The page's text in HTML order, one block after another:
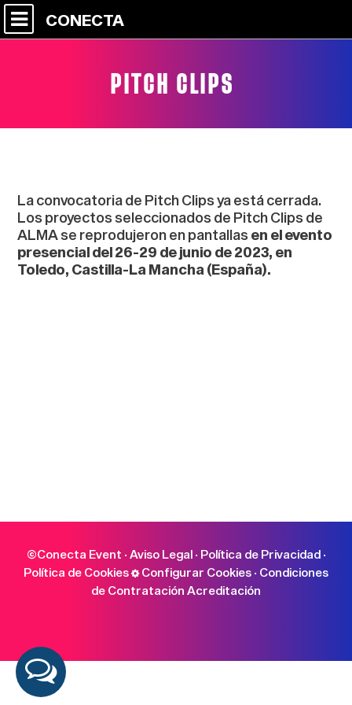
CONECTA
PITCH CLIPS
La convocatoria de Pitch Clips ya está cerrada.
Los proyectos seleccionados de Pitch Clips de
ALMA se reprodujeron en pantallas en el evento
presencial del 26-29 de junio de 2023, en
Toledo, Castilla-La Mancha (España).
©Conecta Event · Aviso Legal· Política de Privacidad·
Política de Cookies
Configurar Cookies · Condiciones
de Contratación Acreditación